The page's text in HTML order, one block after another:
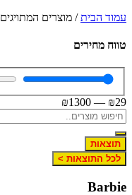
הבית/ מוצרים המתויגים “Barbie”
מחירים
₪
—
₪1300
תוצאות
לכל התוצאות >